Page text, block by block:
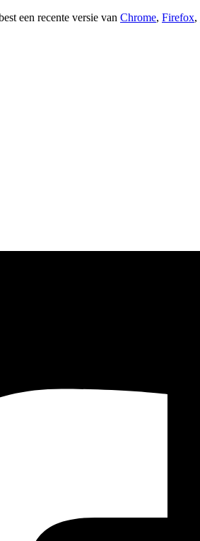
een recente versie van Chrome, Firefox,